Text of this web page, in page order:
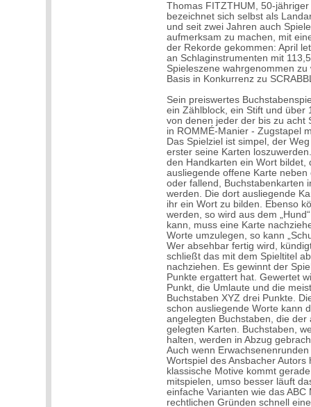
Thomas FITZTHUM, 50-
bezeichnet sich selbst als
und seit zwei Jahren auch
aufmerksam zu machen, mit
der Rekorde gekommen: April
an Schlaginstrumenten mit
Spieleszene wahrgenommen
Basis in Konkurrenz zu
Sein preiswertes
ein Zählblock, ein Stift und über
von denen jeder der bis zu acht
in ROMMÉ-Manier - Zugstapel
Das Spielziel ist simpel, der
erster seine Karten
den Handkarten ein Wort bildet,
ausliegende offene Karte
oder fallend, Buchstabenkarten
werden. Die dort ausliegende
ihr ein Wort zu bilden. Ebenso
werden, so wird aus dem
kann, muss eine Karte
Worte umzulegen, so kann
Wer absehbar fertig wird,
schließt das mit dem Spieltitel
nachziehen. Es gewinnt der
Punkte ergattert hat. Gewertet
Punkt, die Umlaute und die
Buchstaben XYZ drei Punkte.
schon ausliegende Worte kann
angelegten Buchstaben, die
gelegten Karten. Buchstaben,
halten, werden in Abzug
Auch wenn
Wortspiel des Ansbacher
klassische Motive kommt
mitspielen, umso besser läuft
einfache Varianten wie das
rechtlichen Gründen schnell